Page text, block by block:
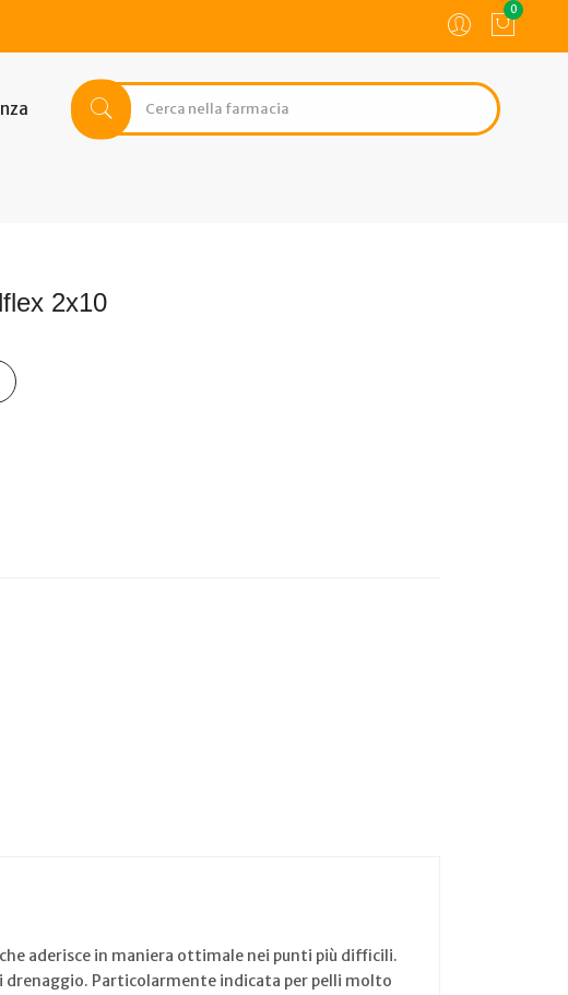
0
2x10
aderisce in maniera ottimale nei punti più difficili.
drenaggio. Particolarmente indicata per pelli molto